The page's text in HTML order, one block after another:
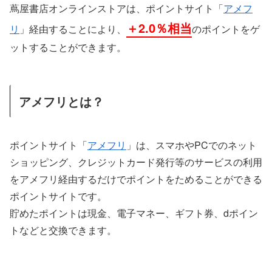
蔦屋書店オンラインストアは、ポイントサイト「アメフ
リ 」経由することにより、 ＋2.0％相当のポイントをゲ
ットすることができます。
アメフリとは？
ポイントサイト「アメフリ 」は、スマホやPCでのネット
ショッピング、クレジットカード発行等のサービスの利用
をアメフリ経由するだけでポイントをためることができる
ポイントサイトです。
貯めたポイントは現金、電子マネー、ギフト券、dポイン
トなどと交換できます。